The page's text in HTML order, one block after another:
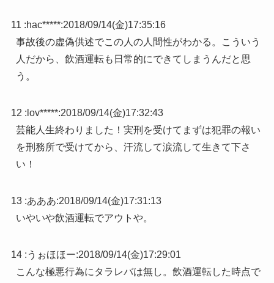
11 :hac*****:2018/09/14(金)17:35:16
事故後の虚偽供述でこの人の人間性がわかる。こういう
人だから、飲酒運転も日常的にできてしまうんだと思
う。
12 : lov*****:2018/09/14(金)17:32:43
芸能人生終わりました！実刑を受けてまずは犯罪の報い
を刑務所で受けてから、汗流して涙流して生きて下さ
い！
13 :あああ:2018/09/14(金)17:31:13
いやいや飲酒運転でアウトや。
14 : うぉほほー:2018/09/14(金)17:29:01
こんな極悪行為にタラレバは無し。飲酒運転した時点で